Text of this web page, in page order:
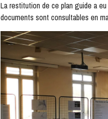
La restitution de ce plan guide a
documents sont consultables en